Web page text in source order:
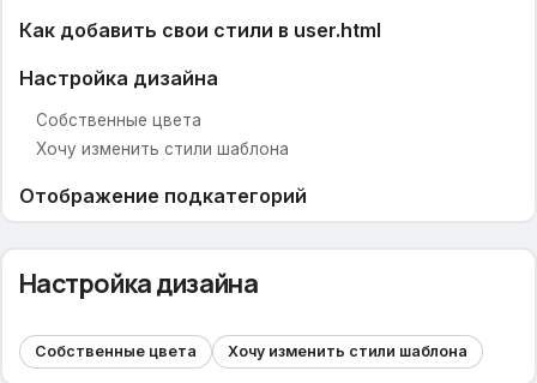
Как добавить свои стили в user.html
Настройка дизайна
Собственные цвета
Хочу изменить стили шаблона
Отображение подкатегорий
Основные настройки магазина
Настройка авторизации (регистрация)
Настройка дизайна
Собственные цвета Хочу изменить стили шаблона